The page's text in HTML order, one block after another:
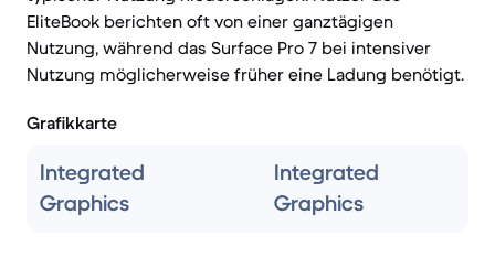
EliteBook berichten oft von einer ganztägigen
Nutzung, während das Surface Pro 7 bei intensiver
Nutzung möglicherweise früher eine Ladung benötigt.
Grafikkarte
Integrated
Graphics
Integrated
Graphics